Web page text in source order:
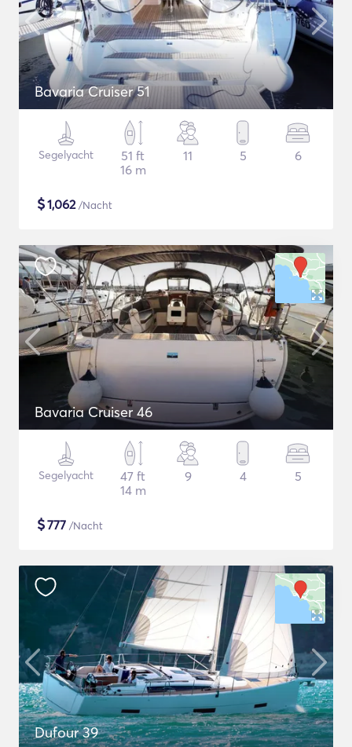
Bavaria Cruiser 51
Segelyacht
51 ft
16 m
11 5 6
$1,062/Nacht
Bavaria Cruiser 46
Segelyacht
47 ft
14 m
9 4 5
$777 /Nacht
Dufour 39